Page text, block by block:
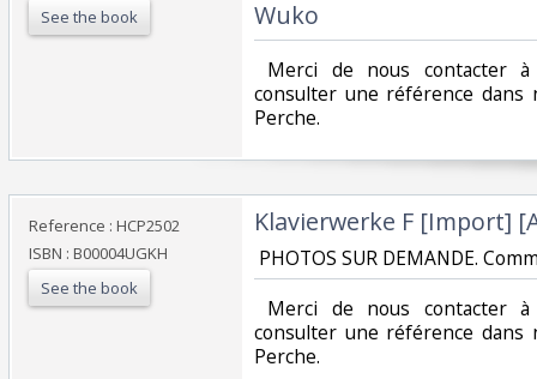
See the book Wuko‎
Merci de nous contacter
consulter une référence dans
Perche.‎
Reference : HCP2502
ISBN : B00004UGKH
See the book
‎Klavierwerke F [Import]
PHOTOS SUR DEMANDE.
Merci de nous contacter
consulter une référence dans
Perche.‎